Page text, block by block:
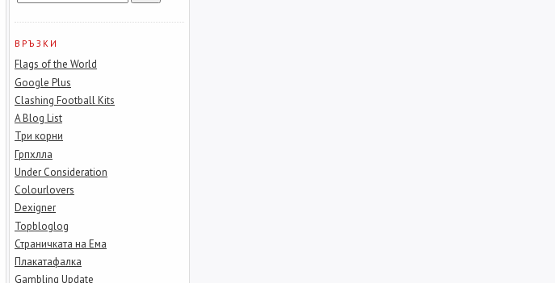
ВРЪЗКИ
Flags of the World
Google Plus
Clashing Football Kits
A Blog List
Три корни
Грпхлла
Under Consideration
Colourlovers
Dexigner
Topbloglog
Страничката на Ема
Плакатафалка
Gambling Update